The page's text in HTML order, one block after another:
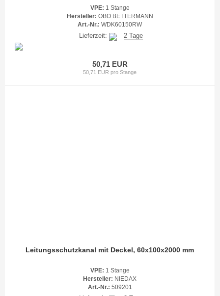
VPE: 1 Stange
Hersteller: OBO BETTERMANN
Art.-Nr.: WDK60150RW
Lieferzeit: 2 Tage
50,71 EUR
50,71 EUR pro Stange
Leitungsschutzkanal mit Deckel, 60x100x2000 mm
VPE: 1 Stange
Hersteller: NIEDAX
Art.-Nr.: 509201